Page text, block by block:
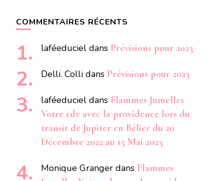
COMMENTAIRES RÉCENTS
laféeduciel dans Prévisions pour 2023
Delli. Colli dans Prévisions pour 2023
laféeduciel dans Flammes Jumelles
Votre rdv avec la providence lors du
transit de Jupiter en Bélier du 20
Décembre 2022 au 15 Mai 2023
Monique Granger dans Flammes